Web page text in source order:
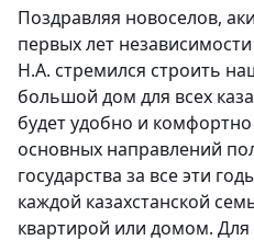
Поздравляя новоселов,
первых лет
Н.А. стремился строить
большой дом для всех
будет удобно и
основных направлений
государства за все эти
каждой казахстанской
квартирой или домом. Для